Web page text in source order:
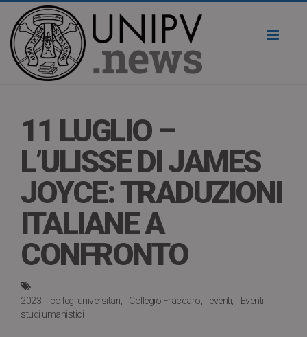
11 LUGLIO –
L’ULISSE DI JAMES
JOYCE: TRADUZIONI
ITALIANE A
CONFRONTO
2023 collegi universitari Collegio Fraccaro eventi
Eventi
studi umanistici